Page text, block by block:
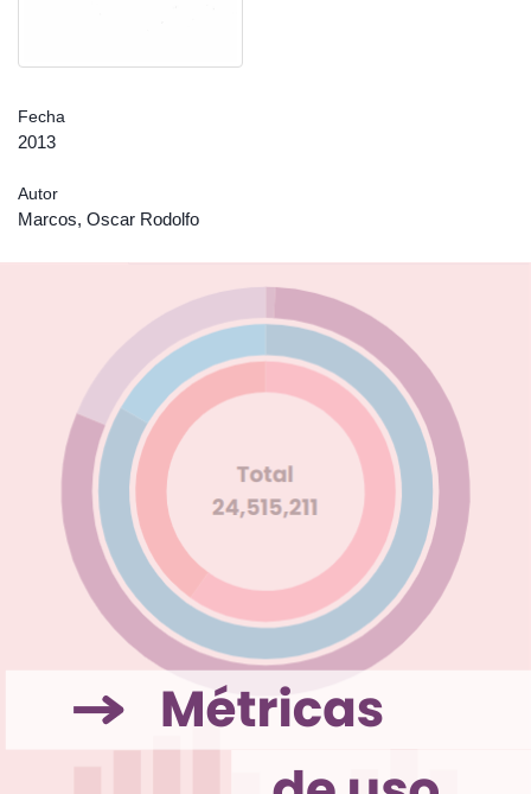
Fecha
2013
Autor
Marcos, Oscar Rodolfo